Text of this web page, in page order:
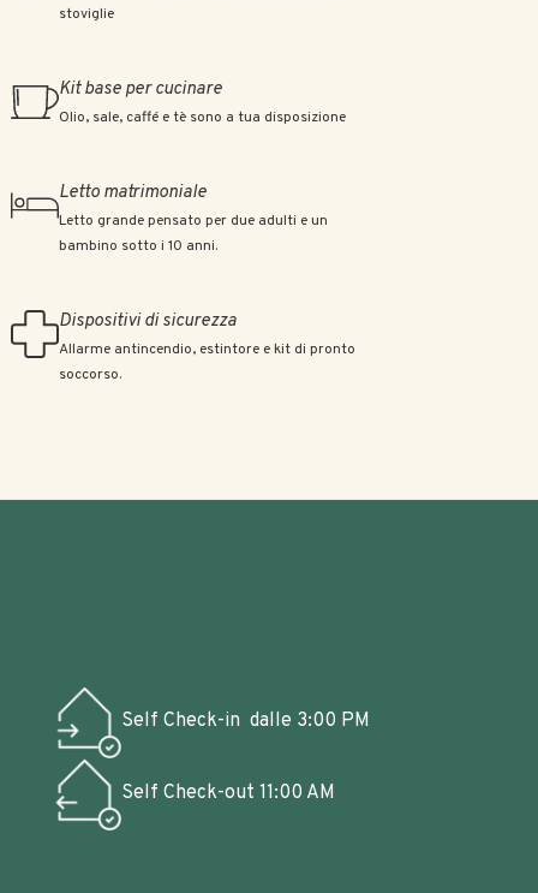
stoviglie
Kit base per cucinare
Olio, sale, caffé e tè sono a tua disposizione
Letto matrimoniale
Letto grande pensato per due adulti e un
bambino sotto i 10 anni.
Dispositivi di sicurezza
Allarme antincendio, estintore e kit di pronto
soccorso.
Self Check-in dalle 3:00 PM
Self Check-out 11:00 AM